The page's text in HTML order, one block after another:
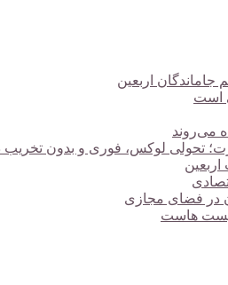
است
می‌روند
تحولی لوکس، فوری و بدون
در فضای مجازی
هاست